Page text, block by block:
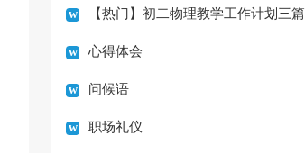
【热门】初二物理教学工作计划三篇
心得体会
问候语
职场礼仪